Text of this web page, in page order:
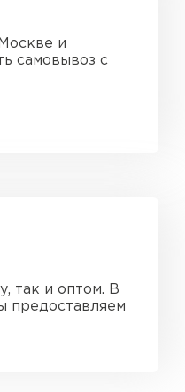
и
самовывоз с
так и оптом. В
предоставляем